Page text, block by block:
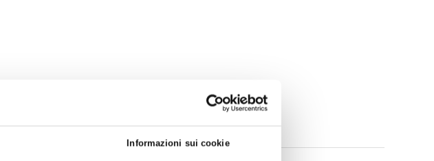
Informazioni sui cookie
valide per il mese di MAGGIO 2021.